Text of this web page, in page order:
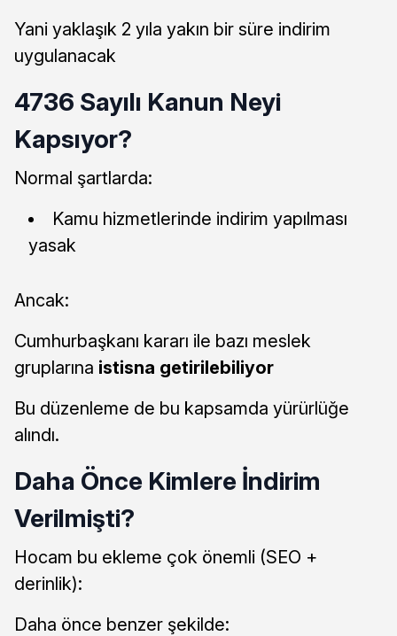
Yani yaklaşık 2 yıla yakın bir süre indirim
uygulanacak
4736 Sayılı Kanun Neyi
Kapsıyor?
Normal şartlarda:
Kamu hizmetlerinde indirim yapılması
yasak
Ancak:
Cumhurbaşkanı kararı ile bazı meslek
gruplarına istisna getirilebiliyor
Bu düzenleme de bu kapsamda yürürlüğe
alındı.
Daha Önce Kimlere İndirim
Verilmişti?
Hocam bu ekleme çok önemli (SEO +
derinlik):
Daha önce benzer şekilde: